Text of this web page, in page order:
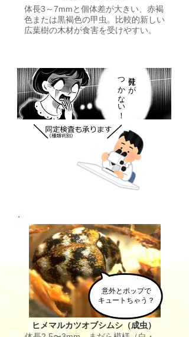
体長3～7mmと個体差が大きい、赤褐
色または黒褐色の甲虫。比較的新しい
広葉樹の木材が食害を受けやすい。
見分けが
​つかない！
意外とポップで
キュートちゃう？
ヒメマルカツオブシムシ（成虫）